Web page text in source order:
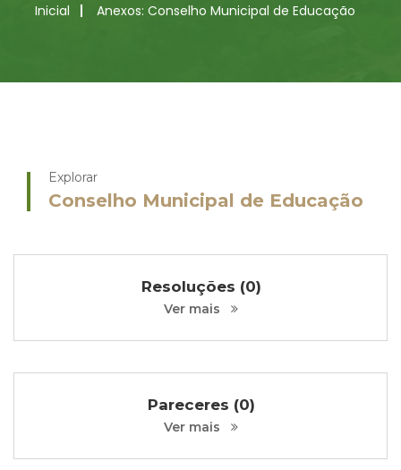
Inicial Anexos: Conselho Municipal de Educação
Explorar
Conselho Municipal de Educação
Resoluções (0)
Ver mais
Pareceres (0)
Ver mais